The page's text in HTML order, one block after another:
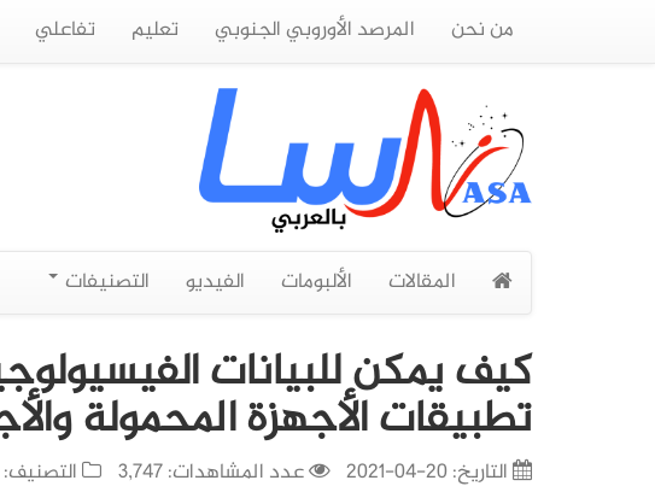
من نحن المرصد الأوروبي الجنوبي تعليم تفاعلي
المقالات الألبومات الفيديو التصنيفات
كيف يمكن للبيانات
تطبيقات الأجهزة المحمولة
التاريخ:20-04-2021 عدد المشاهدات: 3,747 التصنيف: